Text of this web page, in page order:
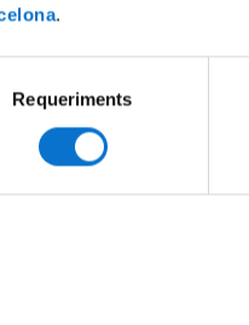
.
Requeriments